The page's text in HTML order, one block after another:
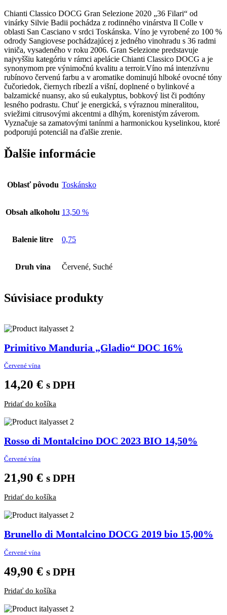
Filari
Chianti Classico DOCG Gran Selezione 2020 „36 Filari“ od
vinárky Silvie Badii pochádza z rodinného vinárstva Il Colle v
oblasti San Casciano v srdci Toskánska. Víno je vyrobené zo 100 %
odrody Sangiovese pochádzajúcej z jedného vinohradu s 36 radmi
viniča, vysadeného v roku 2006. Gran Selezione predstavuje
najvyššiu kategóriu v rámci apelácie Chianti Classico DOCG a je
synonymom pre výnimočnú kvalitu a terroir.Víno má intenzívnu
rubínovo červenú farbu a v aromatike dominujú hlboké ovocné tóny
čučoriedok, čiernych ríbezlí a višní, doplnené o bylinkové a
balzamické nuansy, ako sú eukalyptus, bobkový list či podtóny
lesného podrastu. Chuť je energická, s výraznou mineralitou,
sviežimi citrusovými akcentmi a dlhým, korenistým záverom.
Vyznačuje sa zamatovými tanínmi a harmonickou kyselinkou, ktoré
podporujú potenciál na ďalšie zrenie.
Ďalšie informácie
Oblasť pôvodu Toskánsko
Obsah alkoholu 13,50 %
Balenie litre 0,75
Druh vina Červené, Suché
Súvisiace produkty
Primitivo Manduria „Gladio“ DOC 16%
Červené vína
14,20 € s DPH
Pridať do košíka
Rosso di Montalcino DOC 2023 BIO 14,50%
Červené vína
21,90 € s DPH
Pridať do košíka
Brunello di Montalcino DOCG 2019 bio 15,00%
Červené vína
49,90 € s DPH
Pridať do košíka